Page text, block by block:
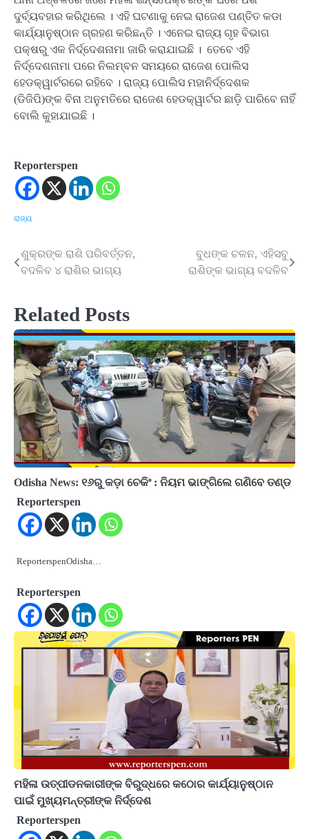
ଦୁର୍ବ୍ୟବହାର କରିଥିଲେ । ଏହି ଘଟଣାକୁ ନେଇ ରାଜେଶ ପଣ୍ତିତ କଡା
କାର୍ଯ୍ୟାନୁଷ୍ଠାନ ଗ୍ରହଣ କରିଛନ୍ତି । ଏନେଇ ରାଜ୍ୟ ଗୃହ ବିଭାଗ
ପକ୍ଷରୁ ଏକ ନିର୍ଦ୍ଦେଶନାମା ଜାରି କରାଯାଇଛି । ତେବେ ଏହି
ନିର୍ଦ୍ଦେଶନାମା ପରେ ନିଲମ୍ବନ ସମୟରେ ରାଜେଶ ପୋଲିସ
ହେଡକ୍ୱାର୍ଟରରେ ରହିବେ । ରାଜ୍ୟ ପୋଲିସ ମହାନିର୍ଦ୍ଦେଶକ
(ଡିଜିପି)ଙ୍କ ବିନା ଅନୁମତିରେ ରାଜେଶ ହେଡକ୍ୱାର୍ଟର ଛାଡ଼ି ପାରିବେ ନାହିଁ
ବୋଲି କୁହାଯାଇଛି ।
Reporterspen
ରାଜ୍ୟ
Post
ଶୁକ୍ରଙ୍କ ରାଶି ପରିବର୍ତ୍ତନ,
ବଦଳିବ ୪ ରାଶିର ଭାଗ୍ୟ
ବୁଧଙ୍କ ଚଳନ, ଏହିସବୁ
ରାଶିଙ୍କ ଭାଗ୍ୟ ବଦଳିବ
Related Posts
Odisha News: ୧୬ରୁ କଡ଼ା ଚେକିଂ : ନିୟମ ଭାଙ୍ଗିଲେ ଗଣିବେ ତଣ୍ଡ
Reporterspen
ReporterspenOdisha…
Reporterspen
ମହିଳା ଉତ୍ପୀଡନକାରୀଙ୍କ ବିରୁଦ୍ଧରେ କଠୋର କାର୍ଯ୍ୟାନୁଷ୍ଠାନ
ପାଇଁ ମୁଖ୍ୟମନ୍ତ୍ରୀଙ୍କ ନିର୍ଦ୍ଦେଶ
Reporterspen